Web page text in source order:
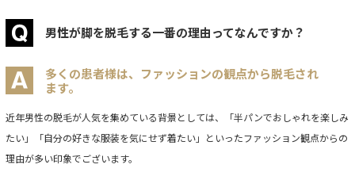
男性が脚を脱毛する一番の理由ってなんですか？
多くの患者様は、ファッションの観点から脱毛され
ます。
近年男性の脱毛が人気を集めている背景としては、「半パンでおしゃれを楽しみ
たい」「自分の好きな服装を気にせず着たい」といったファッション観点からの
理由が多い印象でございます。